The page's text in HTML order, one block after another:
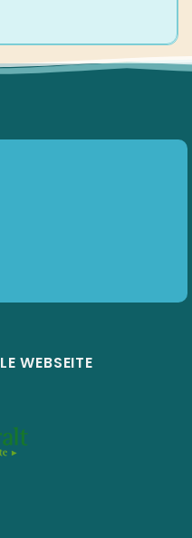
WEBSEITE